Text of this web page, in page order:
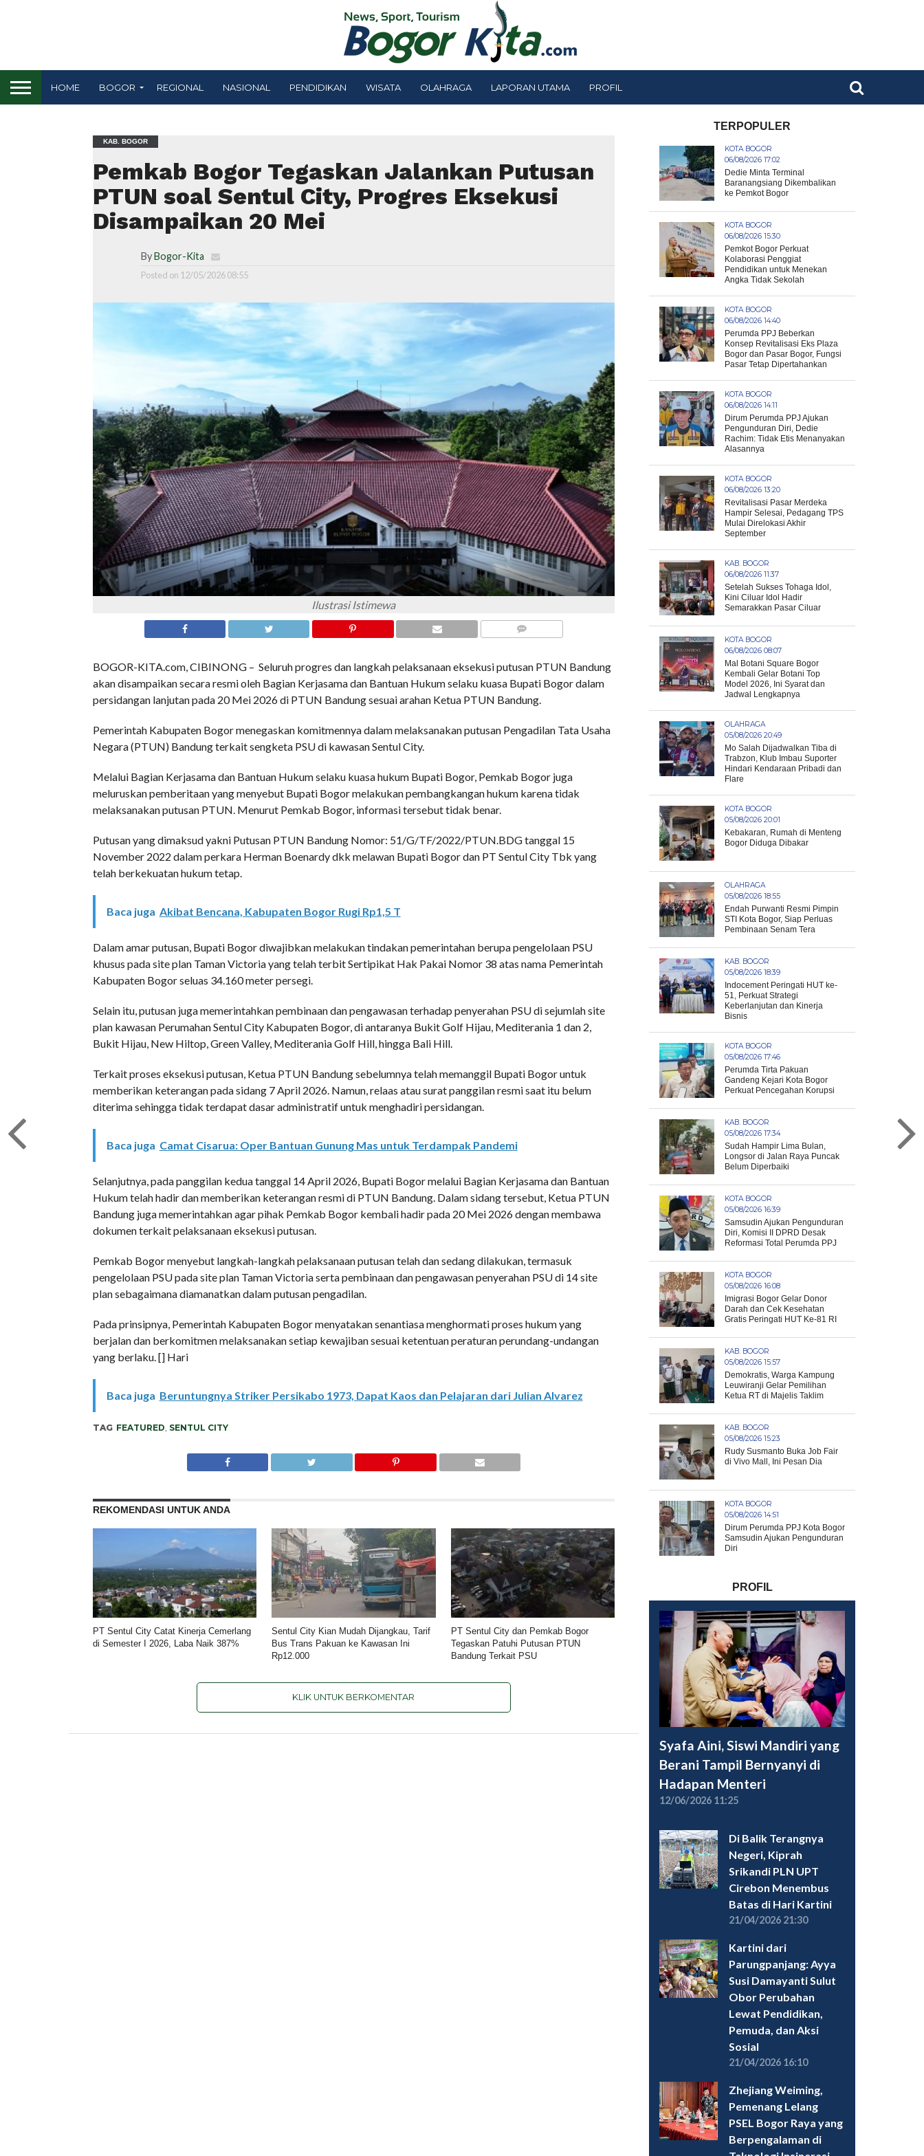
HOME BOGOR REGIONAL NASIONAL PENDIDIKAN WISATA OLAHRAGA LAPORAN UTAMA PROFIL
KAB. BOGOR
Pemkab Bogor Tegaskan Jalankan Putusan
PTUN soal Sentul City, Progres Eksekusi
Disampaikan 20 Mei
ByBogor-Kita
Posted on 12/05/2026 08:55
Ilustrasi Istimewa
BOGOR-KITA.com, CIBINONG – Seluruh progres dan langkah pelaksanaan eksekusi putusan PTUN Bandung
akan disampaikan secara resmi oleh Bagian Kerjasama dan Bantuan Hukum selaku kuasa Bupati Bogor dalam
persidangan lanjutan pada 20 Mei 2026 di PTUN Bandung sesuai arahan Ketua PTUN Bandung.
Pemerintah Kabupaten Bogor menegaskan komitmennya dalam melaksanakan putusan Pengadilan Tata Usaha
Negara (PTUN) Bandung terkait sengketa PSU di kawasan Sentul City.
Melalui Bagian Kerjasama dan Bantuan Hukum selaku kuasa hukum Bupati Bogor, Pemkab Bogor juga
meluruskan pemberitaan yang menyebut Bupati Bogor melakukan pembangkangan hukum karena tidak
melaksanakan putusan PTUN. Menurut Pemkab Bogor, informasi tersebut tidak benar.
Putusan yang dimaksud yakni Putusan PTUN Bandung Nomor: 51/G/TF/2022/PTUN.BDG tanggal 15
November 2022 dalam perkara Herman Boenardy dkk melawan Bupati Bogor dan PT Sentul City Tbk yang
telah berkekuatan hukum tetap.
Baca juga Akibat Bencana, Kabupaten Bogor Rugi Rp1,5 T
Dalam amar putusan, Bupati Bogor diwajibkan melakukan tindakan pemerintahan berupa pengelolaan PSU
khusus pada site plan Taman Victoria yang telah terbit Sertipikat Hak Pakai Nomor 38 atas nama Pemerintah
Kabupaten Bogor seluas 34.160 meter persegi.
Selain itu, putusan juga memerintahkan pembinaan dan pengawasan terhadap penyerahan PSU di sejumlah site
plan kawasan Perumahan Sentul City Kabupaten Bogor, di antaranya Bukit Golf Hijau, Mediterania 1 dan 2,
Bukit Hijau, New Hiltop, Green Valley, Mediterania Golf Hill, hingga Bali Hill.
Terkait proses eksekusi putusan, Ketua PTUN Bandung sebelumnya telah memanggil Bupati Bogor untuk
memberikan keterangan pada sidang 7 April 2026. Namun, relaas atau surat panggilan resmi saat itu belum
diterima sehingga tidak terdapat dasar administratif untuk menghadiri persidangan.
Baca juga Camat Cisarua: Oper Bantuan Gunung Mas untuk Terdampak Pandemi
Selanjutnya, pada panggilan kedua tanggal 14 April 2026, Bupati Bogor melalui Bagian Kerjasama dan Bantuan
Hukum telah hadir dan memberikan keterangan resmi di PTUN Bandung. Dalam sidang tersebut, Ketua PTUN
Bandung juga memerintahkan agar pihak Pemkab Bogor kembali hadir pada 20 Mei 2026 dengan membawa
dokumen terkait pelaksanaan eksekusi putusan.
Pemkab Bogor menyebut langkah-langkah pelaksanaan putusan telah dan sedang dilakukan, termasuk
pengelolaan PSU pada site plan Taman Victoria serta pembinaan dan pengawasan penyerahan PSU di 14 site
plan sebagaimana diamanatkan dalam putusan pengadilan.
Pada prinsipnya, Pemerintah Kabupaten Bogor menyatakan senantiasa menghormati proses hukum yang
berjalan dan berkomitmen melaksanakan setiap kewajiban sesuai ketentuan peraturan perundang-undangan
yang berlaku. [] Hari
Baca juga Beruntungnya Striker Persikabo 1973, Dapat Kaos dan Pelajaran dari Julian Alvarez
TAG FEATURED SENTUL CITY
REKOMENDASI UNTUK ANDA
PT Sentul City Catat Kinerja Cemerlang
di Semester I 2026, Laba Naik 387%
Sentul City Kian Mudah Dijangkau, Tarif
Bus Trans Pakuan ke Kawasan Ini
Rp12.000
PT Sentul City dan Pemkab Bogor
Tegaskan Patuhi Putusan PTUN
Bandung Terkait PSU
KLIK UNTUK BERKOMENTAR
TERPOPULER
KOTA BOGOR
06/08/2026 17:02
Dedie Minta Terminal
Baranangsiang Dikembalikan
ke Pemkot Bogor
KOTA BOGOR
06/08/2026 15:30
Pemkot Bogor Perkuat
Kolaborasi Penggiat
Pendidikan untuk Menekan
Angka Tidak Sekolah
KOTA BOGOR
06/08/2026 14:40
Perumda PPJ Beberkan
Konsep Revitalisasi Eks Plaza
Bogor dan Pasar Bogor, Fungsi
Pasar Tetap Dipertahankan
KOTA BOGOR
06/08/2026 14:11
Dirum Perumda PPJ Ajukan
Pengunduran Diri, Dedie
Rachim: Tidak Etis Menanyakan
Alasannya
KOTA BOGOR
06/08/2026 13:20
Revitalisasi Pasar Merdeka
Hampir Selesai, Pedagang TPS
Mulai Direlokasi Akhir
September
KAB. BOGOR
06/08/2026 11:37
Setelah Sukses Tohaga Idol,
Kini Ciluar Idol Hadir
Semarakkan Pasar Ciluar
KOTA BOGOR
06/08/2026 08:07
Mal Botani Square Bogor
Kembali Gelar Botani Top
Model 2026, Ini Syarat dan
Jadwal Lengkapnya
OLAHRAGA
05/08/2026 20:49
Mo Salah Dijadwalkan Tiba di
Trabzon, Klub Imbau Suporter
Hindari Kendaraan Pribadi dan
Flare
KOTA BOGOR
05/08/2026 20:01
Kebakaran, Rumah di Menteng
Bogor Diduga Dibakar
OLAHRAGA
05/08/2026 18:55
Endah Purwanti Resmi Pimpin
STI Kota Bogor, Siap Perluas
Pembinaan Senam Tera
KAB. BOGOR
05/08/2026 18:39
Indocement Peringati HUT ke-
51, Perkuat Strategi
Keberlanjutan dan Kinerja
Bisnis
KOTA BOGOR
05/08/2026 17:46
Perumda Tirta Pakuan
Gandeng Kejari Kota Bogor
Perkuat Pencegahan Korupsi
KAB. BOGOR
05/08/2026 17:34
Sudah Hampir Lima Bulan,
Longsor di Jalan Raya Puncak
Belum Diperbaiki
KOTA BOGOR
05/08/2026 16:39
Samsudin Ajukan Pengunduran
Diri, Komisi II DPRD Desak
Reformasi Total Perumda PPJ
KOTA BOGOR
05/08/2026 16:08
Imigrasi Bogor Gelar Donor
Darah dan Cek Kesehatan
Gratis Peringati HUT Ke-81 RI
KAB. BOGOR
05/08/2026 15:57
Demokratis, Warga Kampung
Leuwiranji Gelar Pemilihan
Ketua RT di Majelis Taklim
KAB. BOGOR
05/08/2026 15:23
Rudy Susmanto Buka Job Fair
di Vivo Mall, Ini Pesan Dia
KOTA BOGOR
05/08/2026 14:51
Dirum Perumda PPJ Kota Bogor
Samsudin Ajukan Pengunduran
Diri
PROFIL
Syafa Aini, Siswi Mandiri yang
Berani Tampil Bernyanyi di
Hadapan Menteri
12/06/2026 11:25
Di Balik Terangnya
Negeri, Kiprah
Srikandi PLN UPT
Cirebon Menembus
Batas di Hari Kartini
21/04/2026 21:30
Kartini dari
Parungpanjang: Ayya
Susi Damayanti Sulut
Obor Perubahan
Lewat Pendidikan,
Pemuda, dan Aksi
Sosial
21/04/2026 16:10
Zhejiang Weiming,
Pemenang Lelang
PSEL Bogor Raya yang
Berpengalaman di